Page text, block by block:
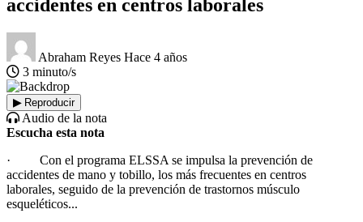
accidentes en centros laborales
Abraham Reyes Hace 4 años
3 minuto/s
▶ Reproducir
Audio de la nota
Escucha esta nota
· Con el programa ELSSA se impulsa la prevención de
accidentes de mano y tobillo, los más frecuentes en centros
laborales, seguido de la prevención de trastornos músculo
esqueléticos...